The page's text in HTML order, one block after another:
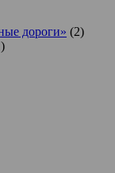
дороги» (2)